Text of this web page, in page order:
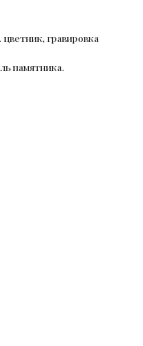
гравировка
памятника.